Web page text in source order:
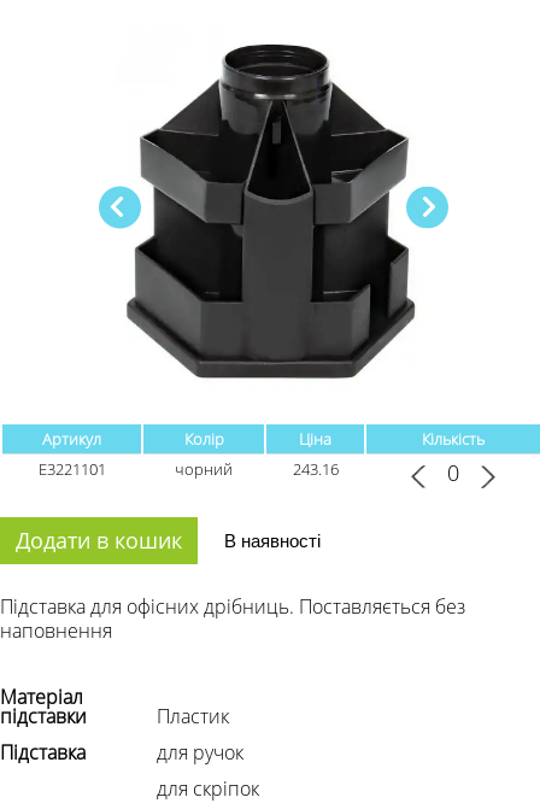
Артикул Колір Ціна
Кількість
Е3221101
чорний 243.16
Додати в кошик В наявності
Підставка для офісних дрібниць. Поставляється без
наповнення
Матеріал
підставки
Пластик
Підставка
для ручок
для скріпок